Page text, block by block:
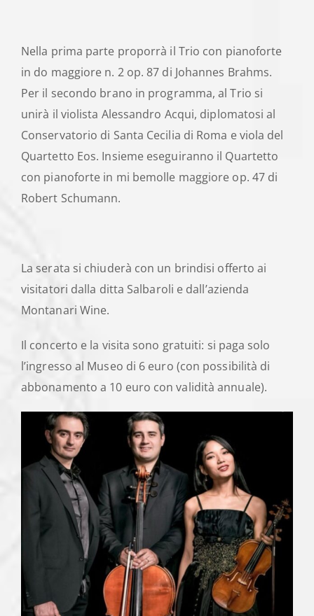
Nella prima parte proporrà il Trio con pianoforte
in do maggiore n. 2 op. 87 di Johannes Brahms.
Per il secondo brano in programma, al Trio si
unirà il violista Alessandro Acqui, diplomatosi al
Conservatorio di Santa Cecilia di Roma e viola del
Quartetto Eos. Insieme eseguiranno il Quartetto
con pianoforte in mi bemolle maggiore op. 47 di
Robert Schumann.
La serata si chiuderà con un brindisi offerto ai
visitatori dalla ditta Salbaroli e dall’azienda
Montanari Wine.
Il concerto e la visita sono gratuiti: si paga solo
l’ingresso al Museo di 6 euro (con possibilità di
abbonamento a 10 euro con validità annuale).